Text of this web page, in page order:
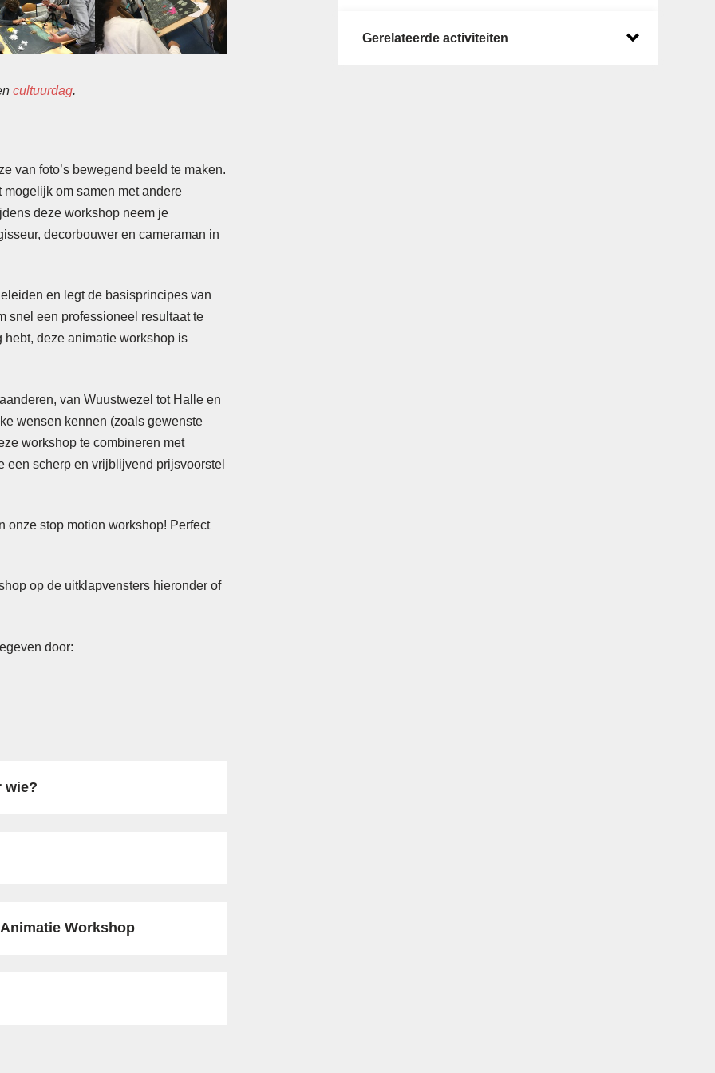
cultuurdag.
van foto’s bewegend beeld te maken.
om samen met andere
deze workshop neem je
decorbouwer en cameraman in
en legt de basisprincipes van
snel een professioneel resultaat te
deze animatie workshop is
van Wuustwezel tot Halle en
wensen kennen (zoals gewenste
workshop te combineren met
scherp en vrijblijvend prijsvoorstel
onze stop motion workshop! Perfect
op de uitklapvensters hieronder of
door:
wie?
Workshop
Gerelateerde activiteiten